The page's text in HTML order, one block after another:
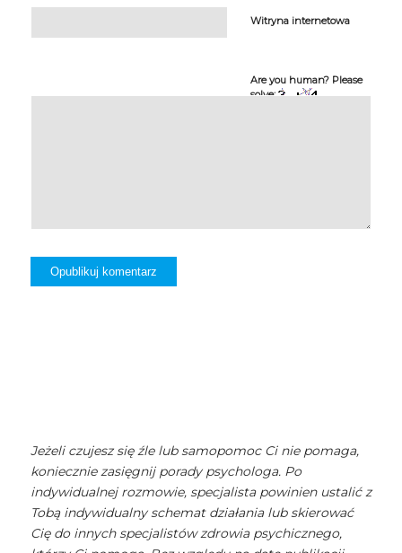
Witryna internetowa
Are you human? Please
solve:
Jeżeli czujesz się źle lub samopomoc Ci nie pomaga,
koniecznie zasięgnij porady psychologa. Po
indywidualnej rozmowie, specjalista powinien ustalić z
Tobą indywidualny schemat działania lub skierować
Cię do innych specjalistów zdrowia psychicznego,